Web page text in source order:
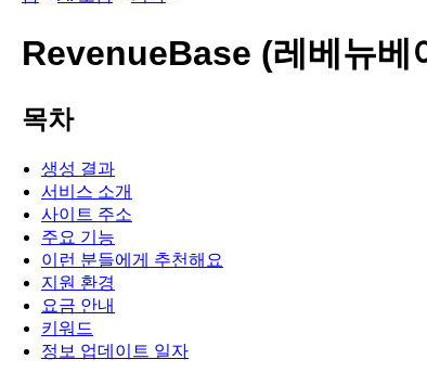
RevenueBase (레베뉴베
목차
생성 결과
서비스 소개
사이트 주소
주요 기능
이런 분들에게 추천해요
지원 환경
요금 안내
키워드
정보 업데이트 일자